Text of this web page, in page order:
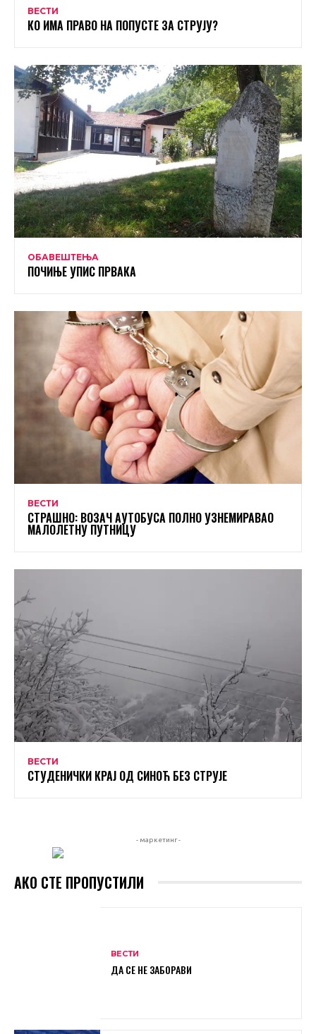
ВЕСТИ
КО ИМА ПРАВО НА ПОПУСТЕ ЗА СТРУЈУ?
ОБАВЕШТЕЊА
ПОЧИЊЕ УПИС ПРВАКА
ВЕСТИ
СТРАШНО: ВОЗАЧ АУТОБУСА ПОЛНО УЗНЕМИРАВАО
МАЛОЛЕТНУ ПУТНИЦУ
ВЕСТИ
СТУДЕНИЧКИ КРАЈ ОД СИНОЋ БЕЗ СТРУЈЕ
- маркетинг -
АКО СТЕ ПРОПУСТИЛИ
ВЕСТИ
ДА СЕ НЕ ЗАБОРАВИ